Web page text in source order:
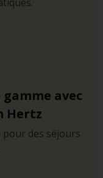
avec
Hertz
des séjours